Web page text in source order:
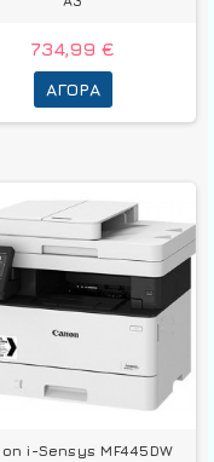
734,99 €
ΑΓΟΡΆ
i-Sensys MF445DW